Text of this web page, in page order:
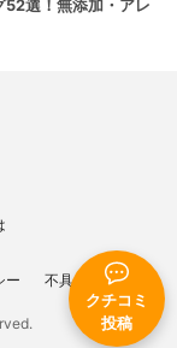
クチコミ
投稿
52選！無添加・アレ
ー 不具合報告